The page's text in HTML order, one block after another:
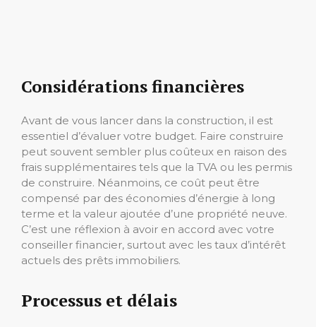
Considérations financières
Avant de vous lancer dans la construction, il est
essentiel d’évaluer votre budget. Faire construire
peut souvent sembler plus coûteux en raison des
frais supplémentaires tels que la TVA ou les permis
de construire. Néanmoins, ce coût peut être
compensé par des économies d’énergie à long
terme et la valeur ajoutée d’une propriété neuve.
C’est une réflexion à avoir en accord avec votre
conseiller financier, surtout avec les taux d’intérêt
actuels des prêts immobiliers.
Processus et délais